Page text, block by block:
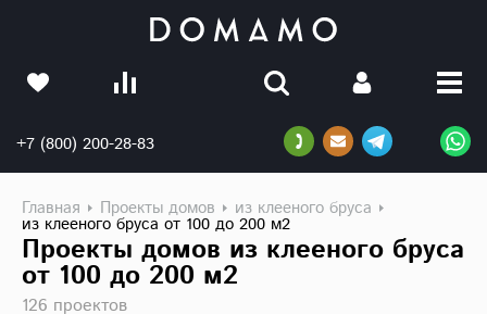
+7 (800) 200-28-83
Главная Проекты домов из клееного бруса
из клееного бруса от 100 до 200 м2
Проекты домов из клееного бруса
от 100 до 200 м2
126 проектов